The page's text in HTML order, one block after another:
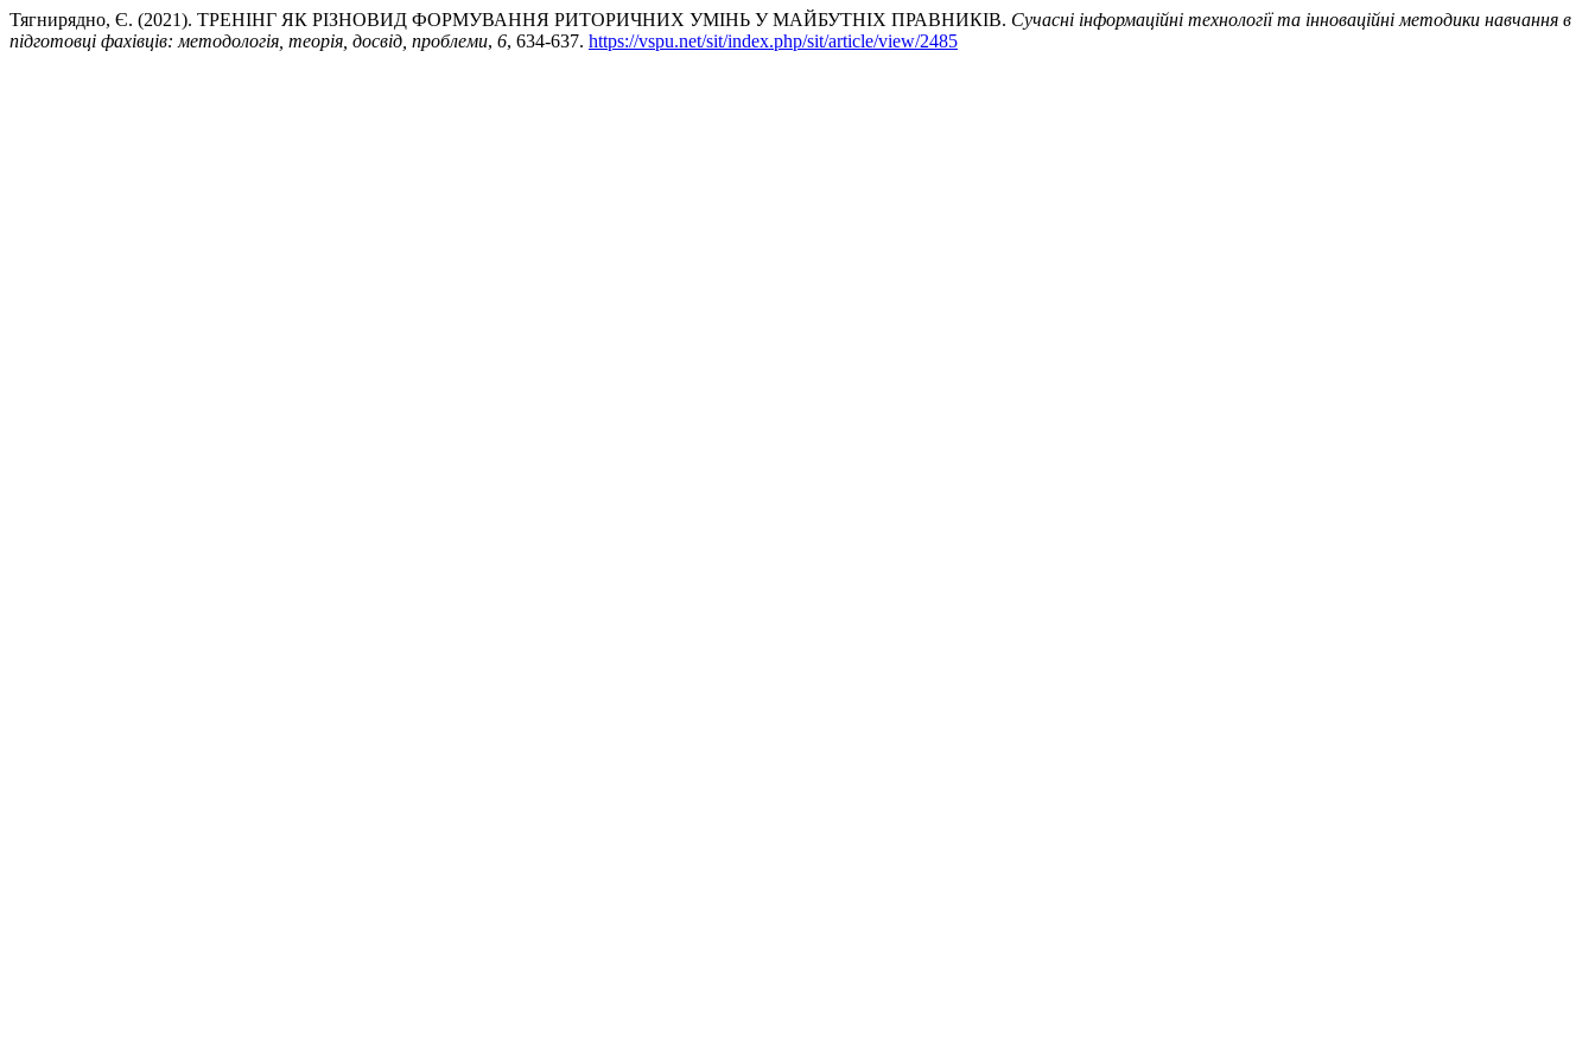
Тягнирядно, Є. (2021). ТРЕНІНГ ЯК РІЗНОВИД ФОРМУВАННЯ РИТОРИЧНИХ УМІНЬ У МАЙБУТНІХ ПРАВНИКІВ. Сучасні інформаційні технології та інноваційні методики навчання в
підготовці фахівців: методологія, теорія, досвід, проблеми, 6, 634-637. https://vspu.net/sit/index.php/sit/article/view/2485